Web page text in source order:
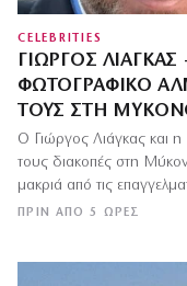
CELEBRITIES
ΓΙΏΡΓΟΣ
ΦΩΤΟΓΡΑΦΙΚΌ
ΤΟΥΣ ΣΤΗ
ΠΡΙΝ ΑΠΌ 5 ΏΡΕΣ
Ο Γιώργος Λιάγκας και η
τους διακοπές στη
μακριά από τις